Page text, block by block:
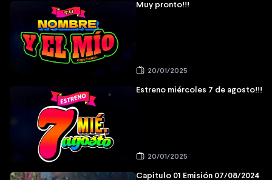
Muy pronto!!!
20/01/2025
Estreno miércoles 7 de agosto!!!
20/01/2025
Capitulo 01 Emisión 07/08/2024